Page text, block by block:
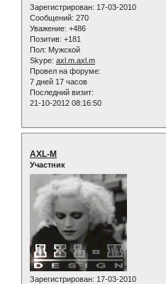
Зарегистрирован: 17-03-2010
Сообщений: 270
Уважение: +486
Позитив: +181
Пол: Мужской
Skype: axl.m.axl.m
Провел на форуме:
7 дней 17 часов
Последний визит:
21-10-2012 08:16:50
AXL-M
Участник
Зарегистрирован: 17-03-2010